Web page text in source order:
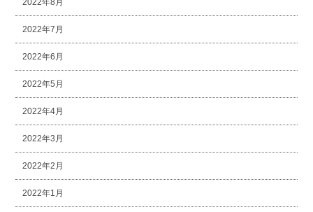
2022年7月
2022年6月
2022年5月
2022年4月
2022年3月
2022年2月
2022年1月